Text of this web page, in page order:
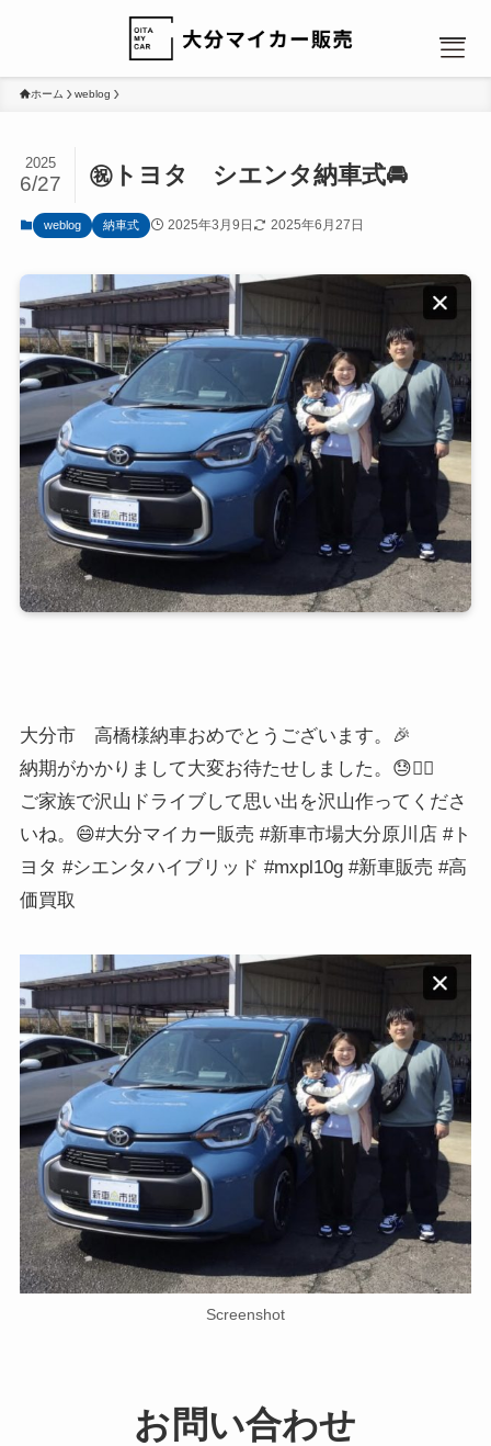
MENU
NEWS
カーリース：人気のヒミツ
カーリース：選べるプラン
カーリース：ローンと比較
会社概要
お問い合わせ
\ご相談・お見積もりお気軽に/
ホーム weblog
㊗️トヨタ シエンタ納車式🚘
2025
6/27
weblog 納車式 2025年3月9日 2025年6月27日
大分市 高橋様納車おめでとうございます。🎉
納期がかかりまして大変お待たせしました。😓🙇‍♂️
ご家族で沢山ドライブして思い出を沢山作ってくださ
いね。😄#大分マイカー販売 #新車市場大分原川店 #ト
ヨタ #シエンタハイブリッド #mxpl10g #新車販売 #高
価買取
Screenshot
お問い合わせ